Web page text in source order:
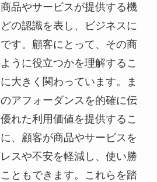
品やサービスが提供する機
の認識を表し、ビジネスに
す。顧客にとって、その商
うに役立つかを理解するこ
大きく関わっています。ま
アフォーダンスを的確に伝
れた利用価値を提供するこ
、顧客が商品やサービスを
スや不安を軽減し、使い勝
ともできます。これらを踏